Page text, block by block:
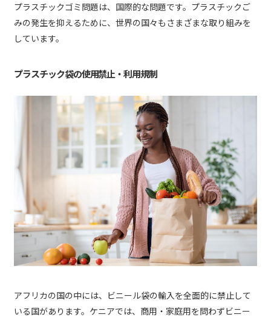
プラスチックゴミ問題は、国際的な問題です。プラスチックご
みの発生を抑えるために、世界の国々もさまざまな取り組みを
しています。
プラスチック袋の使用禁止・利用規制
アフリカの国の中には、ビニール袋の輸入を全面的に禁止して
いる国があります。ケニアでは、商用・家庭用を問わずビニー